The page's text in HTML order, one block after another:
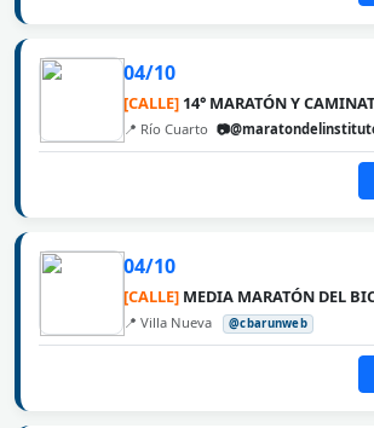
04/10
[CALLE] 14° MARATÓN Y CAMINATA
📍 Río Cuarto
04/10
[CALLE] MEDIA MARATÓN DEL
📍 Villa Nueva @cbarunweb